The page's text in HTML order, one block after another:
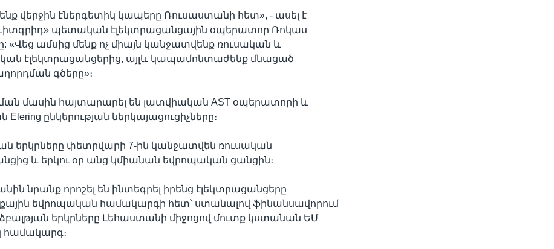
վերջին էներգետիկ կապերը Ռուսաստանի հետ», - ասել է
պետական էլեկտրացանցային օպերատոր Ռոկաս
«Վեց ամսից մենք ոչ միայն կանջատվենք ռուսական և
էլեկտրացանցերից, այլև կապամոնտաժենք մնացած
գծերը»։
մասին հայտարարել են լատվիական AST օպերատորի և
ընկերության ներկայացուցիչները։
երկրները փետրվարի 7-ին կանջատվեն ռուսական
և երկու օր անց կմիանան եվրոպական ցանցին։
նրանք որոշել են ինտեգրել իրենց էլեկտրացանցերը
եվրոպական համակարգի հետ՝ ստանալով ֆինանսավորում
երկրները Լեհաստանի միջոցով մուտք կստանան ԵՄ
համակարգ։